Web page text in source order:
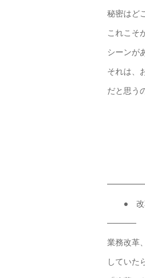
秘密はど
これこそ
シーンが
それは、
だと思う
● 改革
─────
業務改革
していた